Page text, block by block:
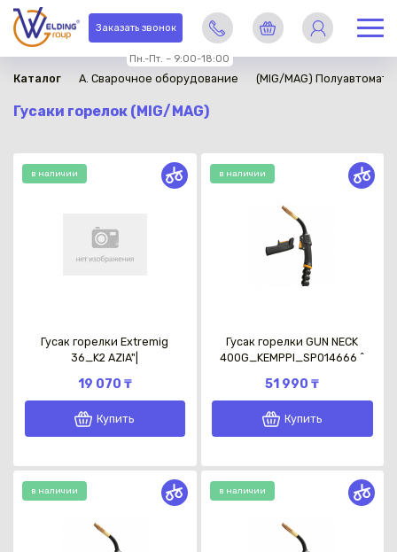
Заказать звонок
Пн.-Пт. – 9:00-18:00
Каталог A. Сварочное оборудование (MIG/MAG)
Гусаки горелок (MIG/MAG)
в наличии
Гусак горелки Extremig
36_K2 AZIA"|
19 070 ₸
Купить
в наличии
Гусак горелки GUN NECK
400G_KEMPPI_SP014666 ^
51 990 ₸
Купить
в наличии в наличии